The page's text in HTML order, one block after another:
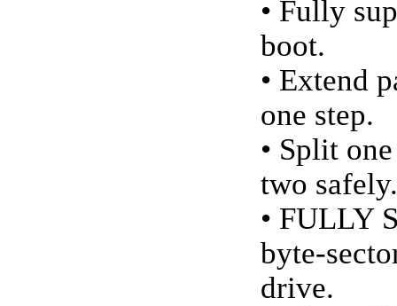
• Fully
boot.
• Extend
one step.
• Split
two safely.
• FULLY
byte-
drive.